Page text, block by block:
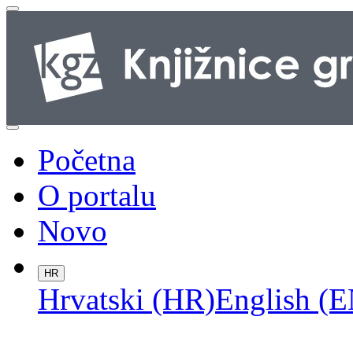
Početna
O portalu
Novo
HR
Hrvatski (HR)English